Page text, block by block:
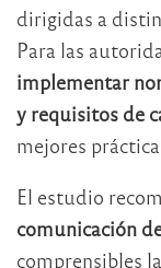
dirigidas a
Para las
implementar
y requisitos de
mejores
El estudio
comunicación
comprensibles